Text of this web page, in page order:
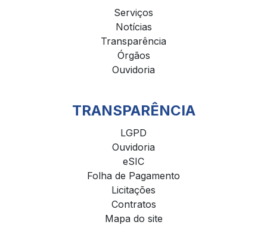
Serviços
Notícias
Transparência
Órgãos
Ouvidoria
TRANSPARÊNCIA
LGPD
Ouvidoria
eSIC
Folha de Pagamento
Licitações
Contratos
Mapa do site